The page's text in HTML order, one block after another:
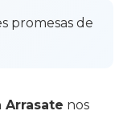
promesas de
Arrasate nos